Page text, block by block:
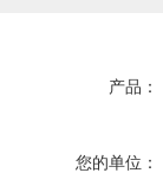
产品：
您的单位：